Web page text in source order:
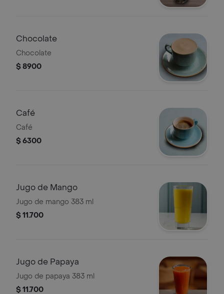
Chocolate
Chocolate
$ 8900
Café
Café
$ 6300
Jugo de Mango
Jugo de mango 383 ml
$ 11.700
Jugo de Papaya
Jugo de papaya 383 ml
$ 11.700